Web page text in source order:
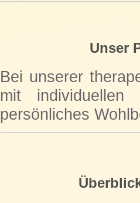
Unser
Bei unserer
mit
persönliches